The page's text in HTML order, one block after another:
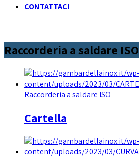
CONTATTACI
Raccorderia a saldare ISO
Raccorderia a saldare ISO
Cartella